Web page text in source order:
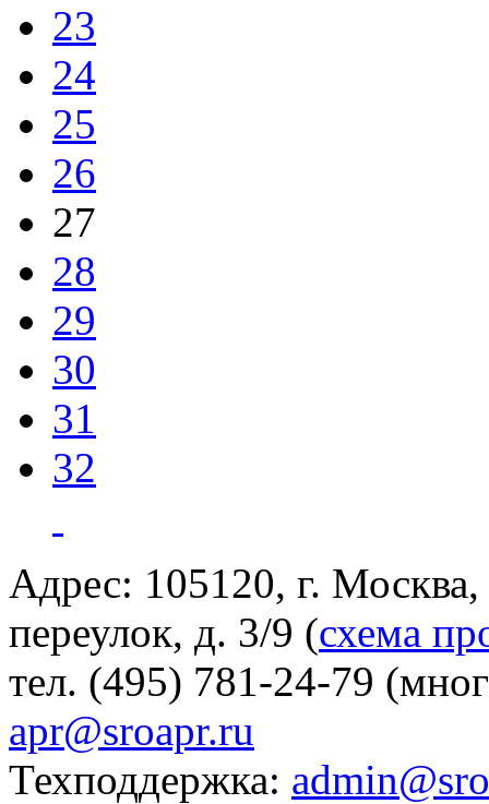
23
24
25
26
27
28
29
30
31
32
Адрес: 105120, г.
переулок, д. 3/9 (схема
тел. (495) 781-24-79
apr@sroapr.ru
Техподдержка: